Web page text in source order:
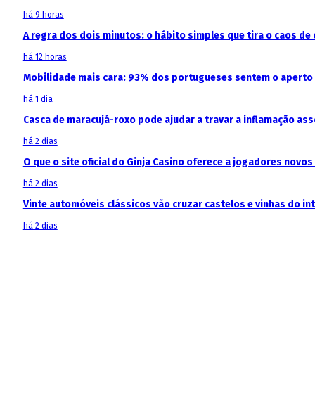
há 9 horas
A regra dos dois minutos: o hábito simples que tira o caos de
há 12 horas
Mobilidade mais cara: 93% dos portugueses sentem o
há 1 dia
Casca de maracujá-roxo pode ajudar a travar a inflamação
há 2 dias
O que o site oficial do Ginja Casino oferece a jogadores
há 2 dias
Vinte automóveis clássicos vão cruzar castelos e vinhas do
há 2 dias